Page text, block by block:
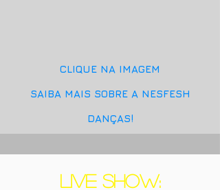
CLIQUE NA IMAGEM
SAIBA MAIS SOBRE A NESFESH
DANÇAS!
Live Show: